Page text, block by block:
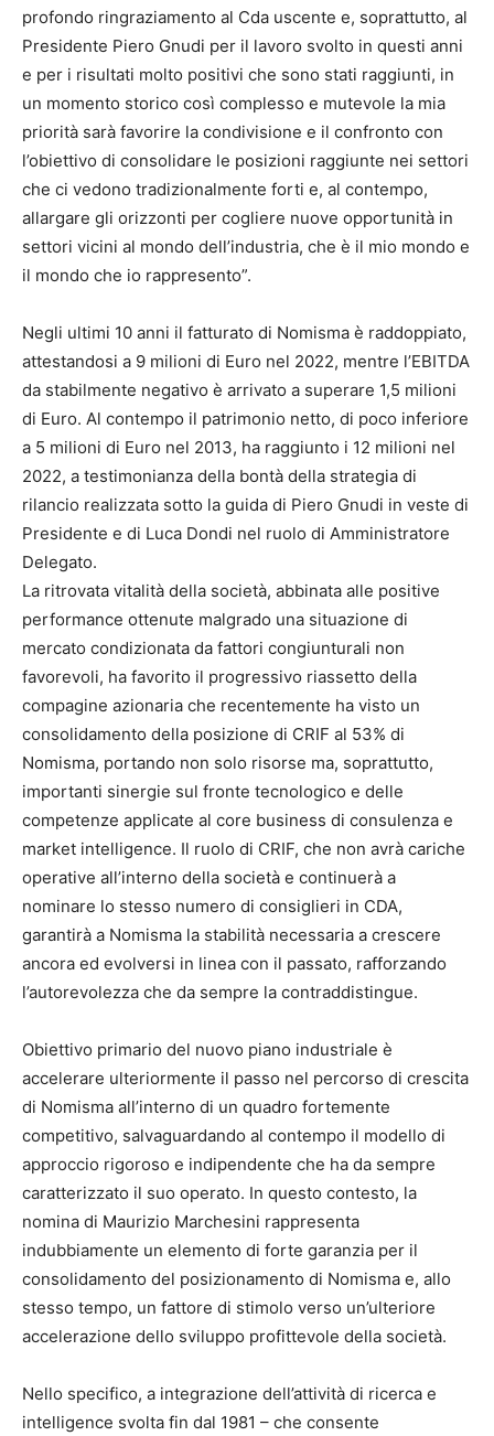
profondo ringraziamento al Cda uscente e, soprattutto, al
Presidente Piero Gnudi per il lavoro svolto in questi anni
e per i risultati molto positivi che sono stati raggiunti, in
un momento storico così complesso e mutevole la mia
priorità sarà favorire la condivisione e il confronto con
l’obiettivo di consolidare le posizioni raggiunte nei settori
che ci vedono tradizionalmente forti e, al contempo,
allargare gli orizzonti per cogliere nuove opportunità in
settori vicini al mondo dell’industria, che è il mio mondo e
il mondo che io rappresento”.
Negli ultimi 10 anni il fatturato di Nomisma è raddoppiato,
attestandosi a 9 milioni di Euro nel 2022, mentre l’EBITDA
da stabilmente negativo è arrivato a superare 1,5 milioni
di Euro. Al contempo il patrimonio netto, di poco inferiore
a 5 milioni di Euro nel 2013, ha raggiunto i 12 milioni nel
2022, a testimonianza della bontà della strategia di
rilancio realizzata sotto la guida di Piero Gnudi in veste di
Presidente e di Luca Dondi nel ruolo di Amministratore
Delegato.
La ritrovata vitalità della società, abbinata alle positive
performance ottenute malgrado una situazione di
mercato condizionata da fattori congiunturali non
favorevoli, ha favorito il progressivo riassetto della
compagine azionaria che recentemente ha visto un
consolidamento della posizione di CRIF al 53% di
Nomisma, portando non solo risorse ma, soprattutto,
importanti sinergie sul fronte tecnologico e delle
competenze applicate al core business di consulenza e
market intelligence. Il ruolo di CRIF, che non avrà cariche
operative all’interno della società e continuerà a
nominare lo stesso numero di consiglieri in CDA,
garantirà a Nomisma la stabilità necessaria a crescere
ancora ed evolversi in linea con il passato, rafforzando
l’autorevolezza che da sempre la contraddistingue.
Obiettivo primario del nuovo piano industriale è
accelerare ulteriormente il passo nel percorso di crescita
di Nomisma all’interno di un quadro fortemente
competitivo, salvaguardando al contempo il modello di
approccio rigoroso e indipendente che ha da sempre
caratterizzato il suo operato. In questo contesto, la
nomina di Maurizio Marchesini rappresenta
indubbiamente un elemento di forte garanzia per il
consolidamento del posizionamento di Nomisma e, allo
stesso tempo, un fattore di stimolo verso un’ulteriore
accelerazione dello sviluppo profittevole della società.
Nello specifico, a integrazione dell’attività di ricerca e
intelligence svolta fin dal 1981 – che consente